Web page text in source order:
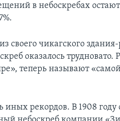
в небоскребах
своего чикагского
оказалось
теперь называют
иных рекордов. В 1908